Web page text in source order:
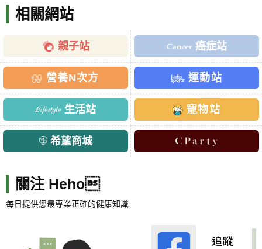
相關網站
親子站 癌症站
營養N次方 運動站
生活站 寵物站
希望商城
關注 Heho
每日提供您最專業正確的健康知識